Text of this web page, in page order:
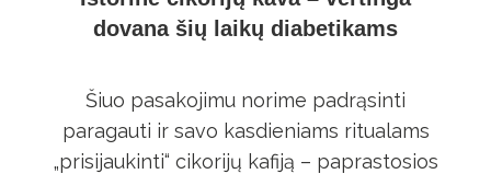
dovana šių laikų diabetikams
Šiuo pasakojimu norime padrąsinti
paragauti ir savo kasdieniams ritualams
„prisijaukinti“ cikorijų kafiją – paprastosios